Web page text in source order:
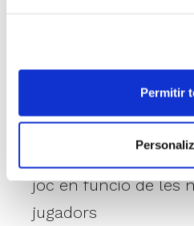
Permitir
Jorge
joc en funció de les
jugadors